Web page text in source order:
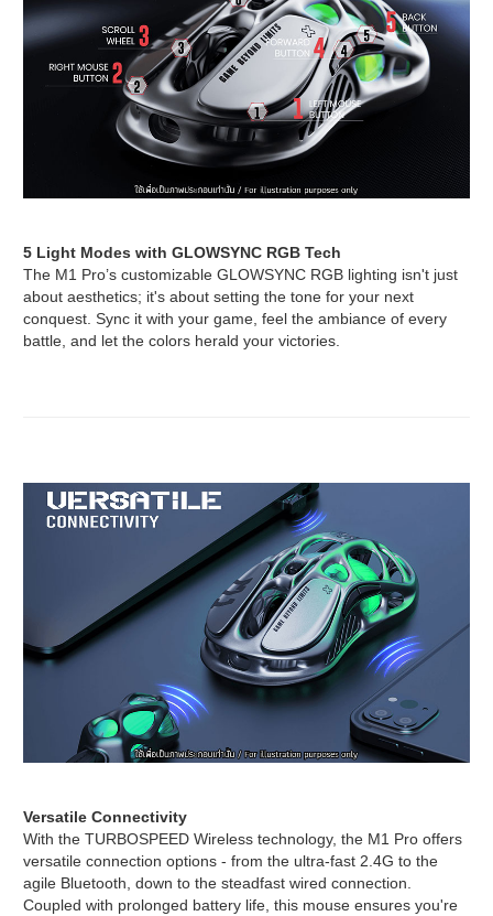
5 Light Modes with GLOWSYNC RGB Tech
The M1 Pro’s customizable GLOWSYNC RGB lighting isn't just
about aesthetics; it's about setting the tone for your next
conquest. Sync it with your game, feel the ambiance of every
battle, and let the colors herald your victories.
Versatile Connectivity
With the TURBOSPEED Wireless technology, the M1 Pro offers
versatile connection options - from the ultra-fast 2.4G to the
agile Bluetooth, down to the steadfast wired connection.
Coupled with prolonged battery life, this mouse ensures you're